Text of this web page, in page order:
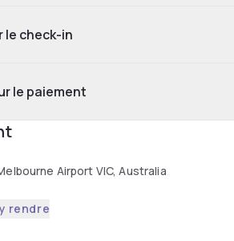
le check-in
le paiement
Airport VIC, Australia
rendre